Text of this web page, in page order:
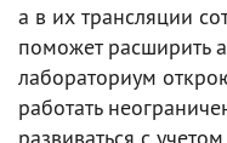
а в их трансляции
поможет расширить
лабораториум
работать
развиваться с